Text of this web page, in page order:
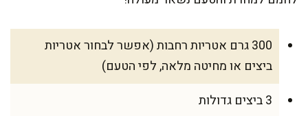
300 גרם אטריות רחבות (אפשר לבחור אטריות
ביצים או מחיטה מלאה, לפי הטעם)
3 ביצים גדולות